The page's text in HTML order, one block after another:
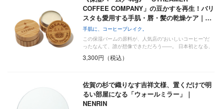
COFFEE COMPANY」の豆かすを再生！バリ
スタも愛用する手肌・唇・髪の乾燥ケア｜…
手肌に、コーヒーブレイク。
この保湿バームの原料が、人気店の“おいしいコーヒー”だ
ったなんて、誰が想像できただろう——。 日本初となる、
3,300円（税込）
佐賀の杉で織りなす吉祥文様、置くだけで明
るい部屋になる「ウォールミラー」｜
NENRIN